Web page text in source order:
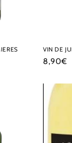
VIN DE
Prix
8,90€